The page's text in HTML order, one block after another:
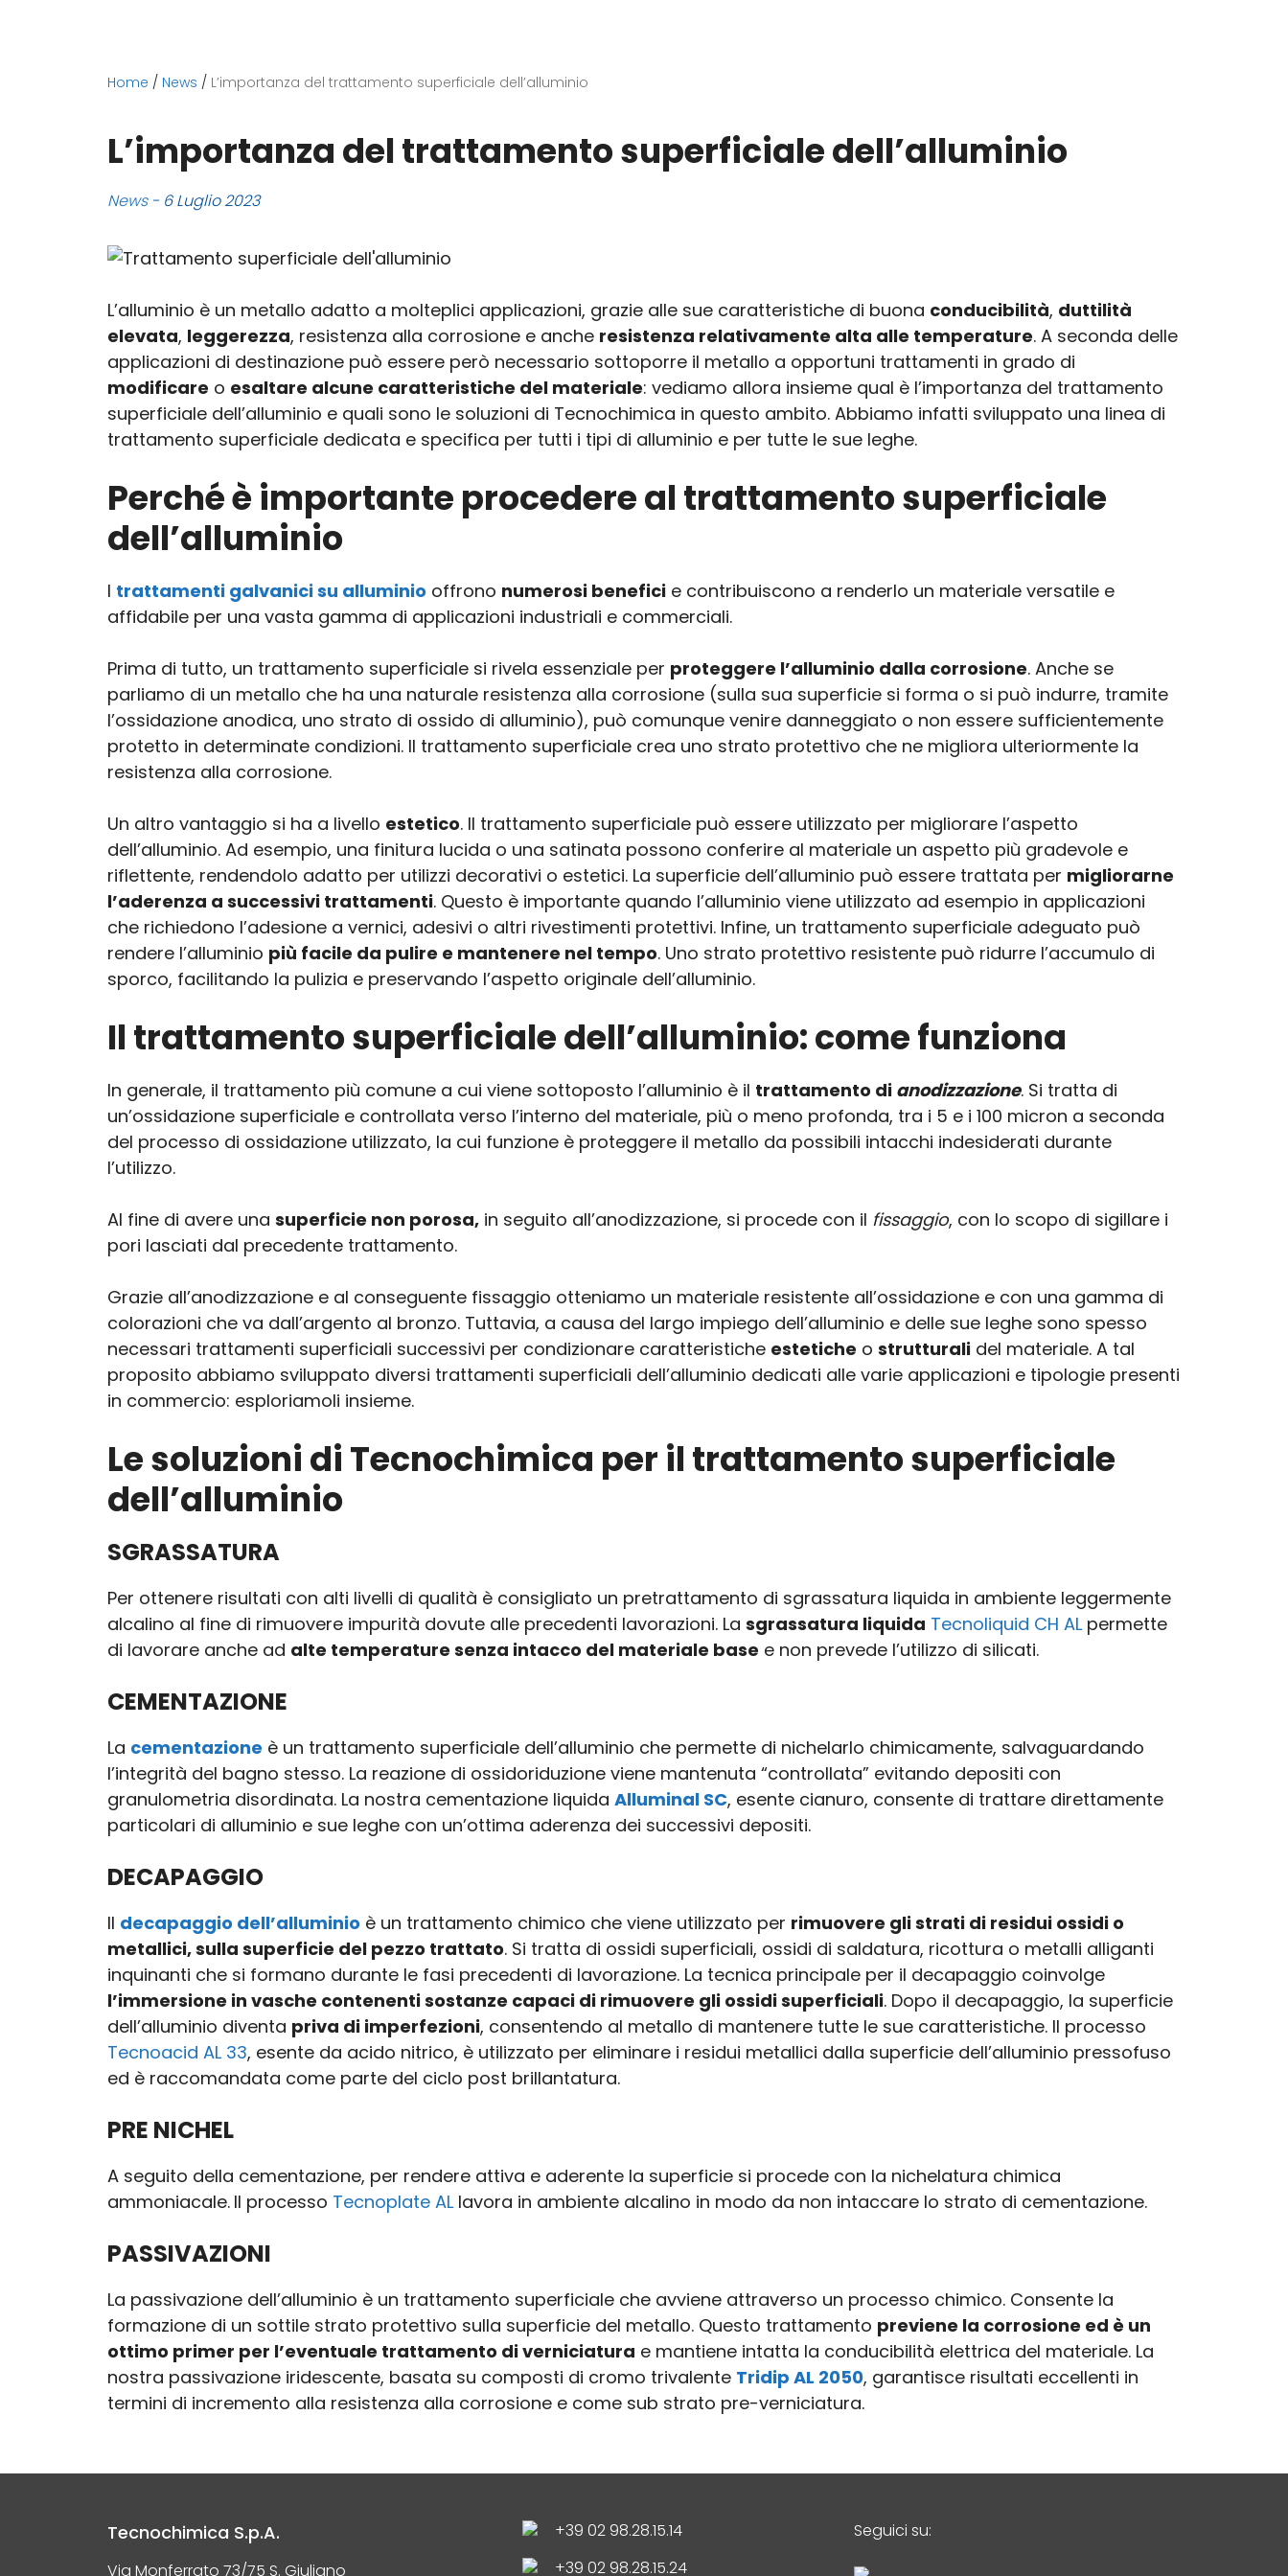
Home / News / L’importanza del trattamento superficiale dell’alluminio
L’importanza del trattamento superficiale dell’alluminio
News- 6 Luglio 2023
L’alluminio è un metallo adatto a molteplici applicazioni, grazie alle sue caratteristiche di buona conducibilità, duttilità
elevata, leggerezza, resistenza alla corrosione e anche resistenza relativamente alta alle temperature. A seconda delle
applicazioni di destinazione può essere però necessario sottoporre il metallo a opportuni trattamenti in grado di
modificare o esaltare alcune caratteristiche del materiale: vediamo allora insieme qual è l’importanza del trattamento
superficiale dell’alluminio e quali sono le soluzioni di Tecnochimica in questo ambito. Abbiamo infatti sviluppato una linea di
trattamento superficiale dedicata e specifica per tutti i tipi di alluminio e per tutte le sue leghe.
Perché è importante procedere al trattamento superficiale
dell’alluminio
I trattamenti galvanici su alluminio offrono numerosi benefici e contribuiscono a renderlo un materiale versatile e
affidabile per una vasta gamma di applicazioni industriali e commerciali.
Prima di tutto, un trattamento superficiale si rivela essenziale per proteggere l’alluminio dalla corrosione. Anche se
parliamo di un metallo che ha una naturale resistenza alla corrosione (sulla sua superficie si forma o si può indurre, tramite
l’ossidazione anodica, uno strato di ossido di alluminio), può comunque venire danneggiato o non essere sufficientemente
protetto in determinate condizioni. Il trattamento superficiale crea uno strato protettivo che ne migliora ulteriormente la
resistenza alla corrosione.
Un altro vantaggio si ha a livello estetico. Il trattamento superficiale può essere utilizzato per migliorare l’aspetto
dell’alluminio. Ad esempio, una finitura lucida o una satinata possono conferire al materiale un aspetto più gradevole e
riflettente, rendendolo adatto per utilizzi decorativi o estetici. La superficie dell’alluminio può essere trattata per migliorarne
l’aderenza a successivi trattamenti. Questo è importante quando l’alluminio viene utilizzato ad esempio in applicazioni
che richiedono l’adesione a vernici, adesivi o altri rivestimenti protettivi. Infine, un trattamento superficiale adeguato può
rendere l’alluminio più facile da pulire e mantenere nel tempo. Uno strato protettivo resistente può ridurre l’accumulo di
sporco, facilitando la pulizia e preservando l’aspetto originale dell’alluminio.
Il trattamento superficiale dell’alluminio: come funziona
In generale, il trattamento più comune a cui viene sottoposto l’alluminio è il trattamento di anodizzazione. Si tratta di
un’ossidazione superficiale e controllata verso l’interno del materiale, più o meno profonda, tra i 5 e i 100 micron a seconda
del processo di ossidazione utilizzato, la cui funzione è proteggere il metallo da possibili intacchi indesiderati durante
l’utilizzo.
Al fine di avere una superficie non porosa, in seguito all’anodizzazione, si procede con il fissaggio, con lo scopo di sigillare i
pori lasciati dal precedente trattamento.
Grazie all’anodizzazione e al conseguente fissaggio otteniamo un materiale resistente all’ossidazione e con una gamma di
colorazioni che va dall’argento al bronzo. Tuttavia, a causa del largo impiego dell’alluminio e delle sue leghe sono spesso
necessari trattamenti superficiali successivi per condizionare caratteristiche estetiche o strutturali del materiale. A tal
proposito abbiamo sviluppato diversi trattamenti superficiali dell’alluminio dedicati alle varie applicazioni e tipologie presenti
in commercio: esploriamoli insieme.
Le soluzioni di Tecnochimica per il trattamento superficiale
dell’alluminio
SGRASSATURA
Per ottenere risultati con alti livelli di qualità è consigliato un pretrattamento di sgrassatura liquida in ambiente leggermente
alcalino al fine di rimuovere impurità dovute alle precedenti lavorazioni. La sgrassatura liquida Tecnoliquid CH AL permette
di lavorare anche ad alte temperature senza intacco del materiale base e non prevede l’utilizzo di silicati.
CEMENTAZIONE
La cementazione è un trattamento superficiale dell’alluminio che permette di nichelarlo chimicamente, salvaguardando
l’integrità del bagno stesso. La reazione di ossidoriduzione viene mantenuta “controllata” evitando depositi con
granulometria disordinata. La nostra cementazione liquida Alluminal SC, esente cianuro, consente di trattare direttamente
particolari di alluminio e sue leghe con un’ottima aderenza dei successivi depositi.
DECAPAGGIO
Il decapaggio dell’alluminio è un trattamento chimico che viene utilizzato per rimuovere gli strati di residui ossidi o
metallici, sulla superficie del pezzo trattato. Si tratta di ossidi superficiali, ossidi di saldatura, ricottura o metalli alliganti
inquinanti che si formano durante le fasi precedenti di lavorazione. La tecnica principale per il decapaggio coinvolge
l’immersione in vasche contenenti sostanze capaci di rimuovere gli ossidi superficiali. Dopo il decapaggio, la superficie
dell’alluminio diventa priva di imperfezioni, consentendo al metallo di mantenere tutte le sue caratteristiche. Il processo
Tecnoacid AL 33, esente da acido nitrico, è utilizzato per eliminare i residui metallici dalla superficie dell’alluminio pressofuso
ed è raccomandata come parte del ciclo post brillantatura.
PRE NICHEL
A seguito della cementazione, per rendere attiva e aderente la superficie si procede con la nichelatura chimica
ammoniacale. Il processo Tecnoplate AL lavora in ambiente alcalino in modo da non intaccare lo strato di cementazione.
PASSIVAZIONI
La passivazione dell’alluminio è un trattamento superficiale che avviene attraverso un processo chimico. Consente la
formazione di un sottile strato protettivo sulla superficie del metallo. Questo trattamento previene la corrosione ed è un
ottimo primer per l’eventuale trattamento di verniciatura e mantiene intatta la conducibilità elettrica del materiale. La
nostra passivazione iridescente, basata su composti di cromo trivalente Tridip AL 2050, garantisce risultati eccellenti in
termini di incremento alla resistenza alla corrosione e come sub strato pre-verniciatura.
Tecnochimica S.p.A.
Via Monferrato 73/75 S. Giuliano
+39 02 98.28.15.14
+39 02 98.28.15.24
Seguici su: